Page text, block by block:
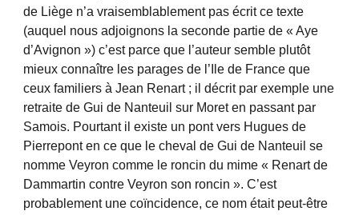
de Liège n’a vraisemblablement pas écrit ce texte
(auquel nous adjoignons la seconde partie de « Aye
d’Avignon ») c’est parce que l’auteur semble plutôt
mieux connaître les parages de l’Ile de France que
ceux familiers à Jean Renart ; il décrit par exemple une
retraite de Gui de Nanteuil sur Moret en passant par
Samois. Pourtant il existe un pont vers Hugues de
Pierrepont en ce que le cheval de Gui de Nanteuil se
nomme Veyron comme le roncin du mime « Renart de
Dammartin contre Veyron son roncin ». C’est
probablement une coïncidence, ce nom était peut-être